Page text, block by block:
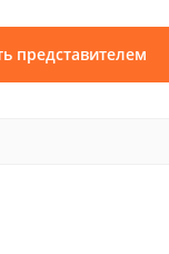
представителем